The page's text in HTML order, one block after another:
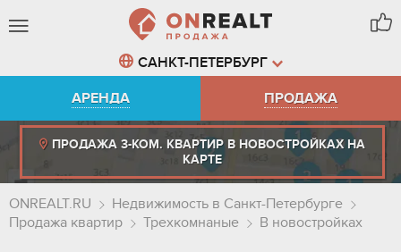
САНКТ-ПЕТЕРБУРГ
АРЕНДА
ПРОДАЖА
ПРОДАЖА 3-КОМ. КВАРТИР В НОВОСТРОЙКАХ НА
КАРТЕ
ONREALT.RU
Недвижимость в Санкт-Петербурге
Продажа квартир
Трехкомнаные В новостройках